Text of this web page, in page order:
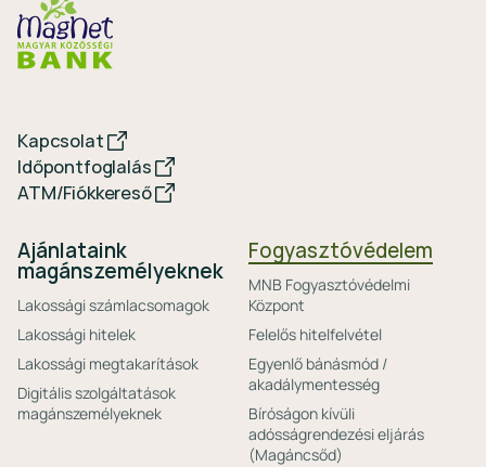
Kapcsolat
Időpontfoglalás
ATM/Fiókkereső
Ajánlataink
magánszemélyeknek
Lakossági számlacsomagok
Lakossági hitelek
Lakossági megtakarítások
Digitális szolgáltatások
magánszemélyeknek
Fogyasztóvédelem
MNB Fogyasztóvédelmi
Központ
Felelős hitelfelvétel
Egyenlő bánásmód /
akadálymentesség
Bíróságon kívüli
adósságrendezési eljárás
(Magáncsőd)